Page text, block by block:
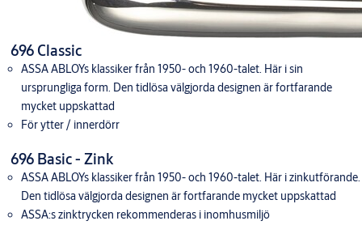
696 Classic
ASSA ABLOYs klassiker från 1950- och 1960-talet. Här i sin
ursprungliga form. Den tidlösa välgjorda designen är fortfarande
mycket uppskattad
För ytter / innerdörr
696 Basic - Zink
ASSA ABLOYs klassiker från 1950- och 1960-talet. Här i zinkutförande.
Den tidlösa välgjorda designen är fortfarande mycket uppskattad
ASSA:s zinktrycken rekommenderas i inomhusmiljö